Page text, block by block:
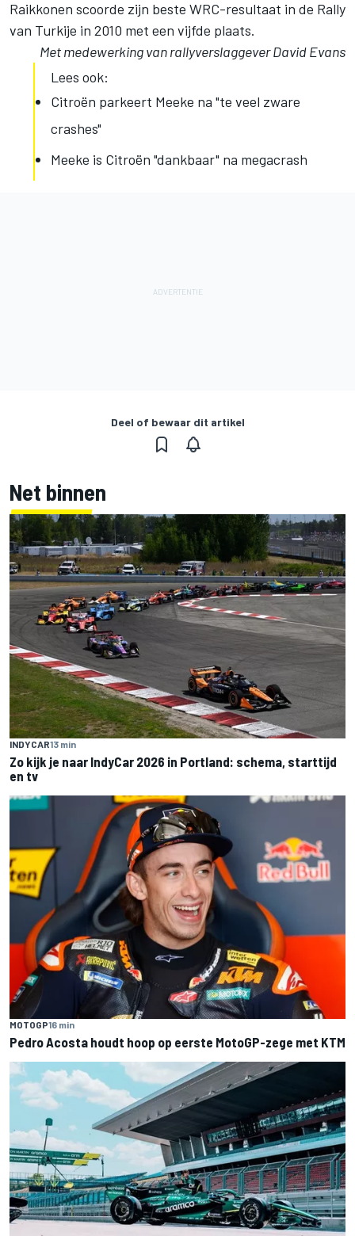
Raikkonen scoorde zijn beste WRC-resultaat in de Rally
van Turkije in 2010 met een vijfde plaats.
Met medewerking van rallyverslaggever David Evans
Lees ook:
Citroën parkeert Meeke na "te veel zware
crashes"
Meeke is Citroën "dankbaar" na megacrash
Deel of bewaar dit artikel
Net binnen
INDYCAR13 min
Zo kijk je naar IndyCar 2026 in Portland: schema, starttijd
en tv
MOTOGP16 min
Pedro Acosta houdt hoop op eerste MotoGP-zege met KTM